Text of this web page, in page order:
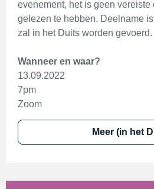
evenement, het is geen vereiste
gelezen te hebben. Deelname
zal in het Duits worden gevoerd.
Wanneer en waar?
13.09.2022
7pm
Zoom
Meer (in het